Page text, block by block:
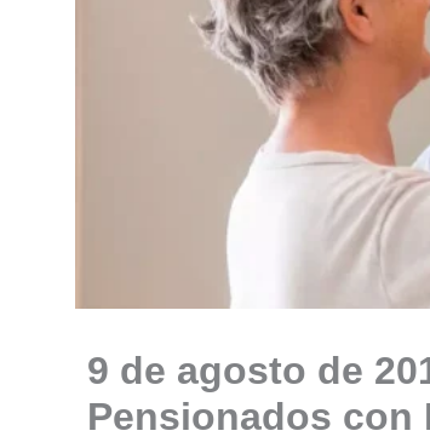
9 de agosto de
Pensionados con